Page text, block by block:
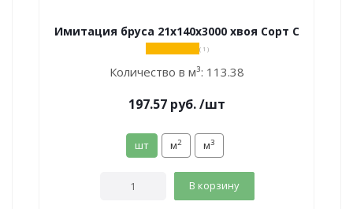
Имитация бруса 21х140х3000 хвоя Сорт С
( 1 )
Количество в м³: 113.38
197.57 руб./шт
шт м2 м3
В корзину